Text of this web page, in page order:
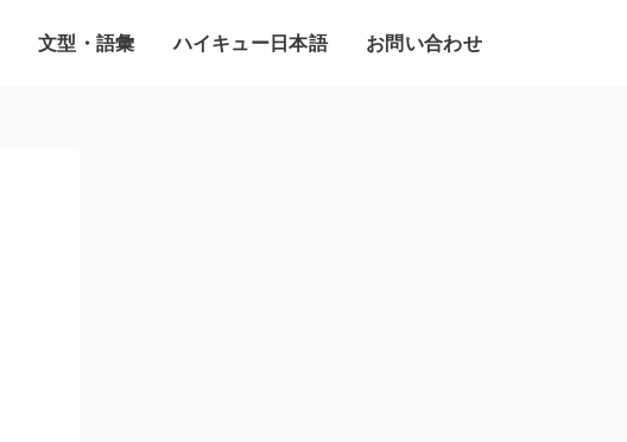
文型・語彙 ハイキュー日本語 お問い合わせ